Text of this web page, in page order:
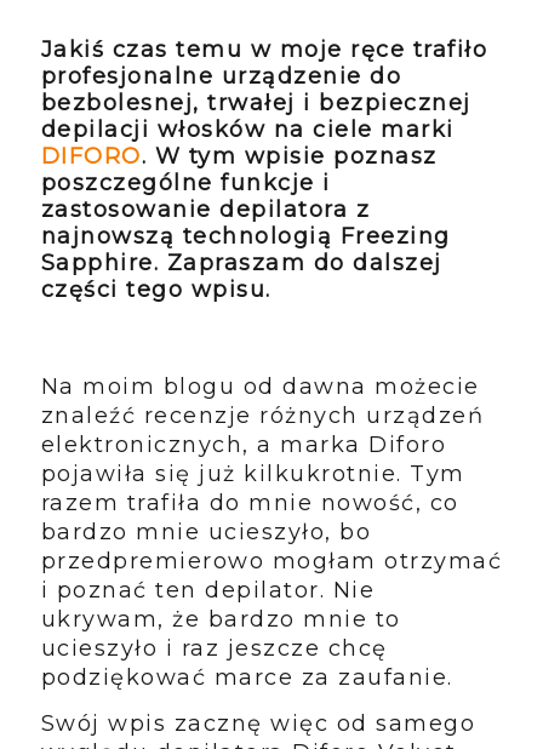
Jakiś czas temu w moje ręce trafiło
profesjonalne urządzenie do
bezbolesnej, trwałej i bezpiecznej
depilacji włosków na ciele marki
DIFORO. W tym wpisie poznasz
poszczególne funkcje i
zastosowanie depilatora z
najnowszą technologią Freezing
Sapphire. Zapraszam do dalszej
części tego wpisu.
Na moim blogu od dawna możecie
znaleźć recenzje różnych urządzeń
elektronicznych, a marka Diforo
pojawiła się już kilkukrotnie. Tym
razem trafiła do mnie nowość, co
bardzo mnie ucieszyło, bo
przedpremierowo mogłam otrzymać
i poznać ten depilator. Nie
ukrywam, że bardzo mnie to
ucieszyło i raz jeszcze chcę
podziękować marce za zaufanie.
Swój wpis zacznę więc od samego